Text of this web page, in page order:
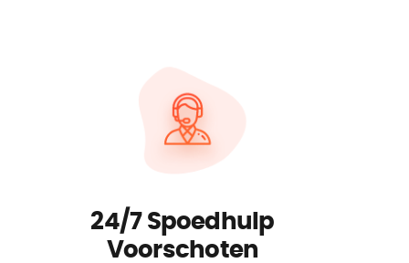
24/7 Spoedhulp
Voorschoten